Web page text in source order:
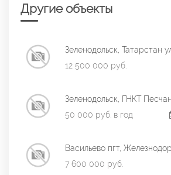
Другие объекты
Зеленодольск, Татарстан
12 500 000 руб.
Зеленодольск, ГНКТ
50 000 руб. в год
Васильево пгт,
7 600 000 руб.